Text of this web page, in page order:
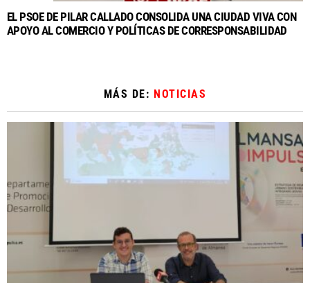
EL PSOE DE PILAR CALLADO CONSOLIDA UNA CIUDAD VIVA CON
APOYO AL COMERCIO Y POLÍTICAS DE CORRESPONSABILIDAD
MÁS DE: NOTICIAS